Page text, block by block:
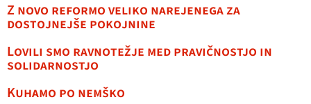
Z novo reformo veliko narejenega za
dostojnejše pokojnine
Lovili smo ravnotežje med pravičnostjo in
solidarnostjo
Kuhamo po nemško